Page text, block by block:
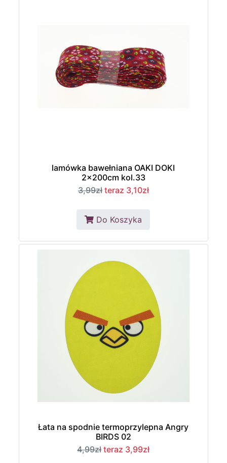
lamówka bawełniana OAKI DOKI
2x200cm kol.33
3,99zł teraz 3,10zł
Do Koszyka
Łata na spodnie termoprzylepna Angry
BIRDS 02
4,99zł teraz 3,99zł